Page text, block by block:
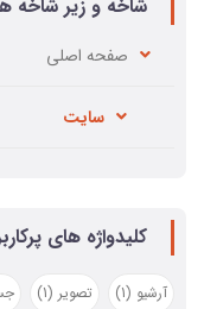
شاخه و زیر شاخه
صفحه اصلي
سایت
کلیدواژه های
آرشیو (1) تصویر (1)